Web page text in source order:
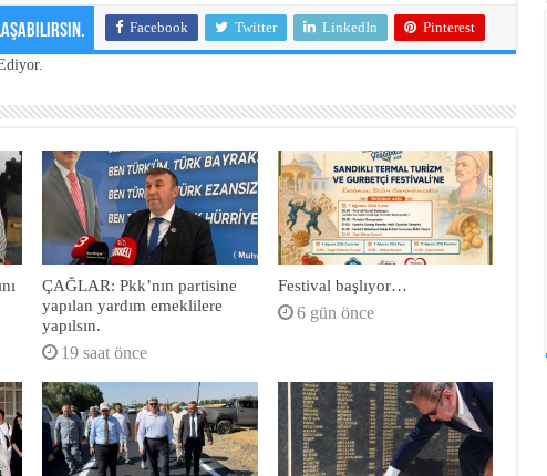
Facebook Twitter LinkedIn Pinterest
ÇAĞLAR: Pkk’nın partisine
yapılan yardım emeklilere
yapılsın.
19 saat önce
Festival başlıyor…
6 gün önce